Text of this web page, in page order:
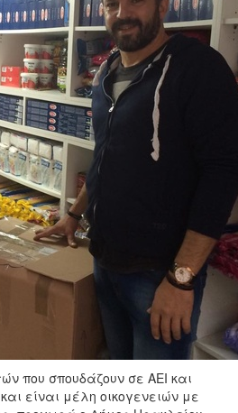
που σπουδάζουν σε ΑΕΙ και
είναι μέλη οικογενειών με